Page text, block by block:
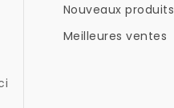
Nouveaux produits
Meilleures ventes